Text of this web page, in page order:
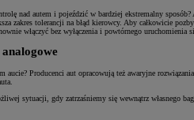
nad autem i pojeździć w bardziej ekstremalny
zakres tolerancji na błąd kierowcy. Aby całkowicie
włączyć bez wyłączenia i powtórnego uruchomienia
aucie? Producenci aut opracowują też awaryjne
sytuacji, gdy zatrzaśniemy się wewnątrz własnego